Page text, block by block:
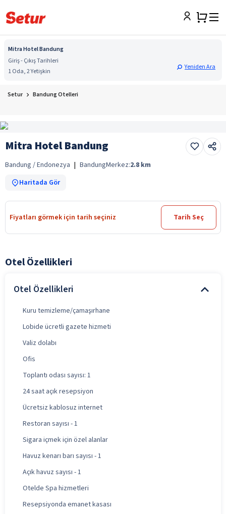
Mitra Hotel Bandung
Giriş - Çıkış Tarihleri
1 Oda, 2 Yetişkin
Yeniden Ara
Setur Bandung Otelleri
Mitra Hotel Bandung
Bandung / Endonezya | BandungMerkez:2.8 km
Haritada Gör
Fiyatları görmek için tarih seçiniz Tarih Seç
Otel Özellikleri
Otel Özellikleri
Kuru temizleme/çamaşırhane
Lobide ücretli gazete hizmeti
Valiz dolabı
Ofis
Toplantı odası sayısı: 1
24 saat açık resepsiyon
Ücretsiz kablosuz internet
Restoran sayısı - 1
Sigara içmek için özel alanlar
Havuz kenarı barı sayısı - 1
Açık havuz sayısı - 1
Otelde Spa hizmetleri
Resepsiyonda emanet kasası